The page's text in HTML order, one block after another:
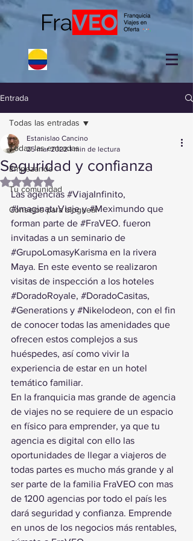
Entrada
Todas las entradas
Empezando
Tu comunidad
Consejos para bloguear
Todas las entradas
Seguridad y confianza
Estanislao Cancino
25 mar 2022 1 min de lectura
Obtuvo NaN de 5 estrellas.
Las agencias #ViajaInfinito,
#ImaginatuViaje y #Meximundo que
forman parte de #FraVEO. fueron
invitadas a un seminario de
#GrupoLomasyKarisma en la rivera
Maya. En este evento se realizaron
visitas de inspección a los hoteles
#DoradoRoyale, #DoradoCasitas,
#Generations y #Nikelodeon, con el fin
de conocer todas las amenidades que
ofrecen estos complejos a sus
huéspedes, así como vivir la
experiencia de estar en un hotel
temático familiar.
En la franquicia mas grande de agencia
de viajes no se requiere de un espacio
en físico para emprender, ya que tu
agencia es digital con ello las
oportunidades de llegar a viajeros de
todas partes es mucho más grande y al
ser parte de la familia FraVEO con mas
de 1200 agencias por todo el país les
dará seguridad y confianza. Emprende
en unos de los negocios más rentables,